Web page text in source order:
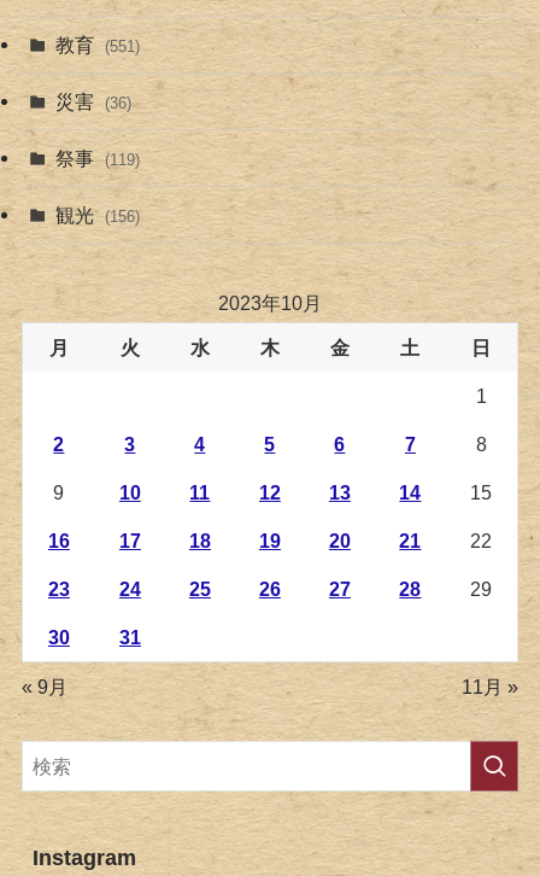
教育 (551)
災害 (36)
祭事 (119)
観光 (156)
2023年10月
月 火 水 木 金 土 日
1
2 3 4 5 6 7 8
9 10 11 12 13 14 15
16 17 18 19 20 21 22
23 24 25 26 27 28 29
30 31
« 9月 11月 »
Instagram